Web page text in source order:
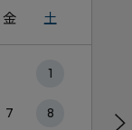
金 土
1
7 8